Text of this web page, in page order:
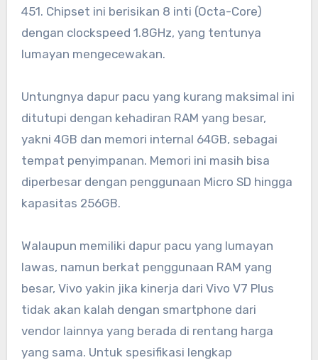
451. Chipset ini berisikan 8 inti (Octa-Core)
dengan clockspeed 1.8GHz, yang tentunya
lumayan mengecewakan.
Untungnya dapur pacu yang kurang maksimal ini
ditutupi dengan kehadiran RAM yang besar,
yakni 4GB dan memori internal 64GB, sebagai
tempat penyimpanan. Memori ini masih bisa
diperbesar dengan penggunaan Micro SD hingga
kapasitas 256GB.
Walaupun memiliki dapur pacu yang lumayan
lawas, namun berkat penggunaan RAM yang
besar, Vivo yakin jika kinerja dari Vivo V7 Plus
tidak akan kalah dengan smartphone dari
vendor lainnya yang berada di rentang harga
yang sama. Untuk spesifikasi lengkap